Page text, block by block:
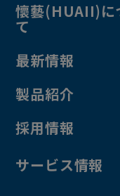
懷藝(HUAII)に
て
最新情報
製品紹介
採用情報
サービス情報